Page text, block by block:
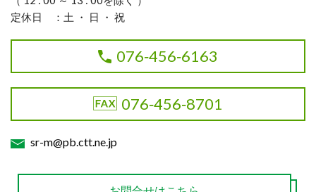
定休日 ：土 ・ 日 ・ 祝
076‐456‐6163
076‐456‐8701
sr-m@pb.ctt.ne.jp